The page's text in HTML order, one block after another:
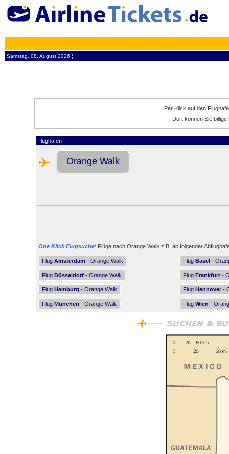
Samstag, 08. August 2026 ¦
Per Klick auf den
Dort können Sie
Flughafen
Orange Walk
One Klick Flugsuche: Flüge nach Orange Walk z.B. ab folgender
Flug Amsterdam - Orange Walk Flug Basel -
Flug Düsseldorf - Orange Walk Flug Frankfurt -
Flug Hamburg - Orange Walk Flug Hannover -
Flug München - Orange Walk Flug Wien -